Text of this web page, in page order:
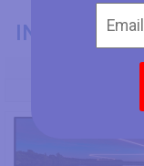
Lenovo ThinkVision